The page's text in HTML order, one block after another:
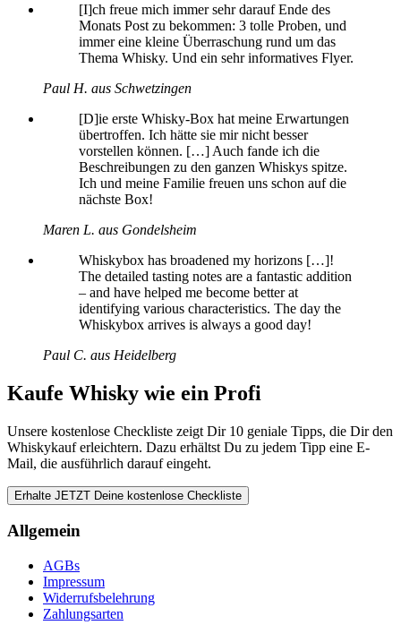
[I]ch freue mich immer sehr darauf Ende des
Monats Post zu bekommen: 3 tolle Proben, und
immer eine kleine Überraschung rund um das
Thema Whisky. Und ein sehr informatives Flyer.
Paul H. aus Schwetzingen
[D]ie erste Whisky-Box hat meine Erwartungen
übertroffen. Ich hätte sie mir nicht besser
vorstellen können. […] Auch fande ich die
Beschreibungen zu den ganzen Whiskys spitze.
Ich und meine Familie freuen uns schon auf die
nächste Box!
Maren L. aus Gondelsheim
Whiskybox has broadened my horizons […]!
The detailed tasting notes are a fantastic addition
– and have helped me become better at
identifying various characteristics. The day the
Whiskybox arrives is always a good day!
Paul C. aus Heidelberg
Kaufe Whisky wie ein Profi
Unsere kostenlose Checkliste zeigt Dir 10 geniale Tipps, die Dir den
Whiskykauf erleichtern. Dazu erhältst Du zu jedem Tipp eine E-
Mail, die ausführlich darauf eingeht.
Allgemein
AGBs
Impressum
Widerrufsbelehrung
Zahlungsarten